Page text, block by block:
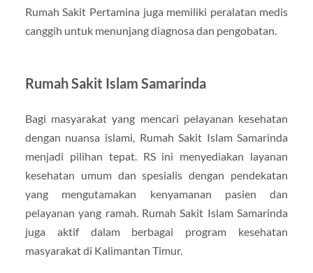
Rumah Sakit Pertamina juga memiliki peralatan medis
canggih untuk menunjang diagnosa dan pengobatan.
Rumah Sakit Islam Samarinda
Bagi masyarakat yang mencari pelayanan kesehatan
dengan nuansa islami, Rumah Sakit Islam Samarinda
menjadi pilihan tepat. RS ini menyediakan layanan
kesehatan umum dan spesialis dengan pendekatan
yang mengutamakan kenyamanan pasien dan
pelayanan yang ramah. Rumah Sakit Islam Samarinda
juga aktif dalam berbagai program kesehatan
masyarakat di Kalimantan Timur.